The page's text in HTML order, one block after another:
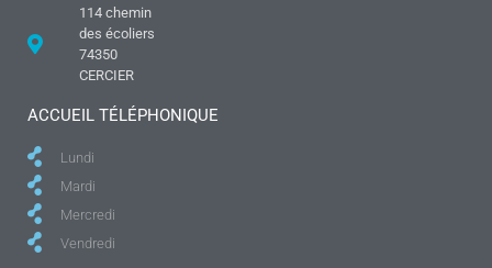
114 chemin
des écoliers
74350
CERCIER
ACCUEIL TÉLÉPHONIQUE
Lundi
Mardi
Mercredi
Vendredi